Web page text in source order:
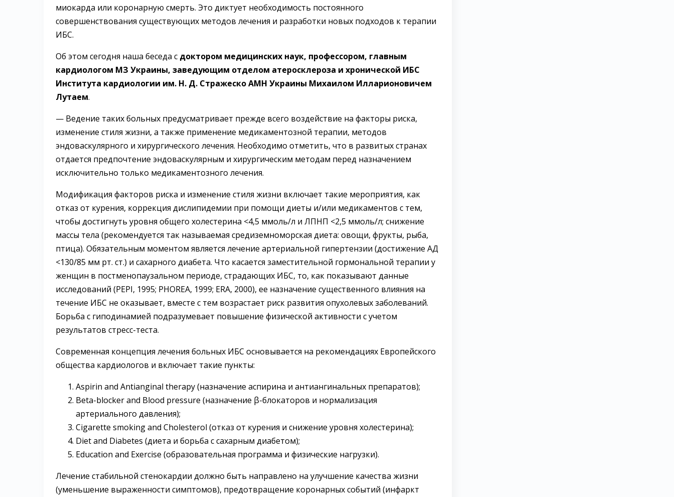
миокарда или коронарную смерть. Это диктует необходимость постоянного
совершенствования существующих методов лечения и разработки новых подходов к терапии
ИБС.
Об этом сегодня наша беседа с доктором медицинских наук, профессором, главным
кардиологом МЗ Украины, заведующим отделом атеросклероза и хронической ИБС
Института кардиологии им. Н. Д. Стражеско АМН Украины Михаилом Илларионовичем
Лутаем.
— Ведение таких больных предусматривает прежде всего воздействие на факторы риска,
изменение стиля жизни, а также применение медикаментозной терапии, методов
эндоваскулярного и хирургического лечения. Необходимо отметить, что в развитых странах
отдается предпочтение эндоваскулярным и хирургическим методам перед назначением
исключительно только медикаментозного лечения.
Модификация факторов риска и изменение стиля жизни включает такие мероприятия, как
отказ от курения, коррекция дислипидемии при помощи диеты и/или медикаментов с тем,
чтобы достигнуть уровня общего холестерина <4,5 ммоль/л и ЛПНП <2,5 ммоль/л; снижение
массы тела (рекомендуется так называемая средиземноморская диета: овощи, фрукты, рыба,
птица). Обязательным моментом является лечение артериальной гипертензии (достижение АД
<130/85 мм рт. ст.) и сахарного диабета. Что касается заместительной гормональной терапии у
женщин в постменопаузальном периоде, страдающих ИБС, то, как показывают данные
исследований (РЕРI, 1995; PHOREA, 1999; ERA, 2000), ее назначение существенного влияния на
течение ИБС не оказывает, вместе с тем возрастает риск развития опухолевых заболеваний.
Борьба с гиподинамией подразумевает повышение физической активности с учетом
результатов стресс-теста.
Современная концепция лечения больных ИБС основывается на рекомендациях Европейского
общества кардиологов и включает такие пункты:
Aspirin and Antianginal therapy (назначение аспирина и антиангинальных препаратов);
Beta-blocker and Blood pressure (назначение β-блокаторов и нормализация
артериального давления);
Cigarette smoking and Cholesterol (отказ от курения и снижение уровня холестерина);
Diet and Diabetes (диета и борьба с сахарным диабетом);
Education and Exercise (образовательная программа и физические нагрузки).
Лечение стабильной стенокардии должно быть направлено на улучшение качества жизни
(уменьшение выраженности симптомов), предотвращение коронарных событий (инфаркт